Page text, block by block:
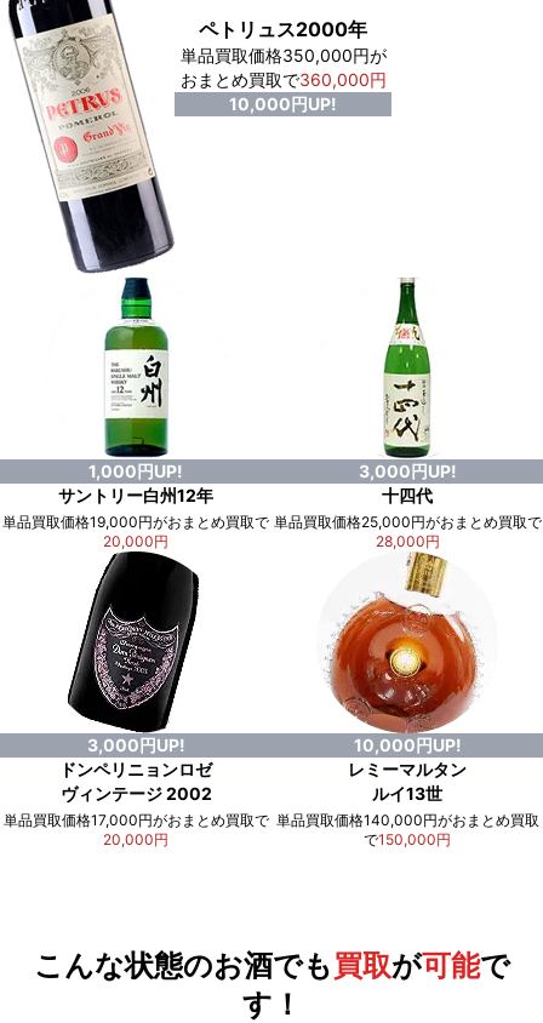
ペトリュス2000年
単品買取価格350,000円が
おまとめ買取で360,000円
10,000円UP!
1,000円UP!
サントリー白州12年
単品買取価格19,000円がおまとめ買取で
20,000円
3,000円UP!
十四代
単品買取価格25,000円がおまとめ買取で
28,000円
3,000円UP!
ドンペリニョンロゼ
ヴィンテージ 2002
単品買取価格17,000円がおまとめ買取で
20,000円
10,000円UP!
レミーマルタン
ルイ13世
単品買取価格140,000円がおまとめ買取
で150,000円
こんな状態のお酒でも買取が可能で
す！